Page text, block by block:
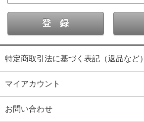
特定商取引法に基づく表記（返品など）
マイアカウント
お問い合わせ